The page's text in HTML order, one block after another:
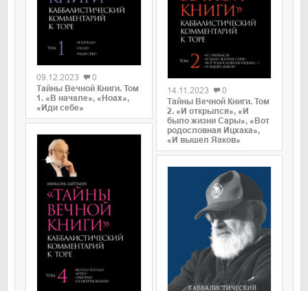
09.12.2023
0
Тайны Вечной Книги. Том
1. «В начале», «Ноах»,
«Иди себе»
14.11.2023
0
Тайны Вечной Книги. Том
2. «И открылся», «И
было жизни Сары», «Вот
родословная Ицхака»,
«И вышел Яаков»